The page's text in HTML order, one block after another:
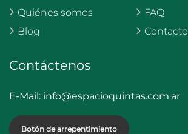
Quiénes somos
Blog
FAQ
Contacto
Contáctenos
E-Mail: info@espacioquintas.com.ar
Botón de arrepentimiento